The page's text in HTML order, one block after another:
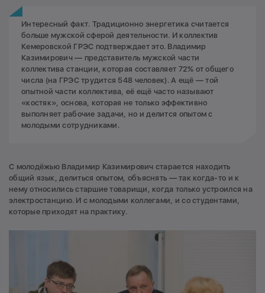
Интересный факт. Традиционно энергетика считается
больше мужской сферой деятельности. И коллектив
Кемеровской ГРЭС подтверждает это. Владимир
Казимирович — представитель мужской части
коллектива станции, которая составляет 72% от общего
числа (на ГРЭС трудится 548 человек). А ещё — той
опытной части коллектива, её ещё часто называют
«костяк», основа, которая не только эффективно
выполняет рабочие задачи, но и делится опытом с
молодыми сотрудниками.
С молодёжью Владимир Казимирович старается находить
общий язык, делиться опытом, объяснять — так когда-то и к
нему относились старшие товарищи, когда только устроился на
электростанцию. И с молодыми коллегами, и со студентами,
которые приходят на практику.